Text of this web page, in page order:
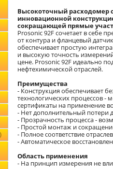
Высокоточный расходомер
инновационной
сокращающей прямые
Prosonic 92F сочетает в себе
от контура и фланцевый
обеспечивает простую
и высокую точность
цене. Prosonic 92F идеально
нефтехимической отраслей.
Преимущества
- Конструкция обеспечивает
технологических процессов -
сертификаты на применение
- Нет дополнительный потери
- Прозрачность процесса -
- Простой монтаж и
- Полное соответствие
- Автоматическое
Область применения
- На принцип измерения не